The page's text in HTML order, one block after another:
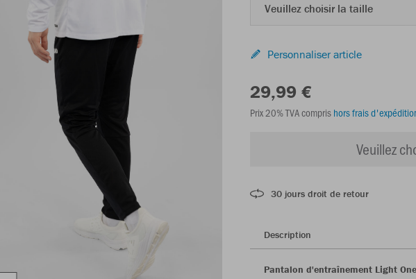
Veuillez choisir la taille
Personnaliser article
29,99 €
Prix 20% TVA compris hors frais
Veuillez
30 jours droit de retour
Description
Pantalon d'entraînement Light